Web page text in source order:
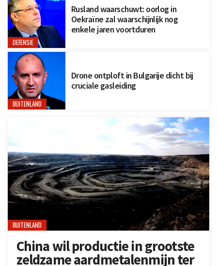
DEFENSIE
Rusland waarschuwt: oorlog in
Oekraïne zal waarschijnlijk nog
enkele jaren voortduren
BUITENLAND
Drone ontploft in Bulgarije dicht bij
cruciale gasleiding
BUITENLAND
China wil productie in grootste
zeldzame aardmetalenmijn ter